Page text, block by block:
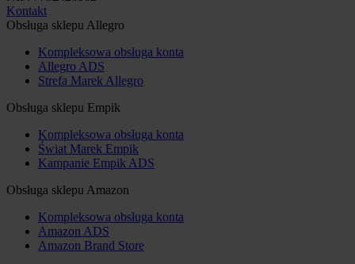
Kontakt
Obsługa sklepu Allegro
Kompleksowa obsługa konta
Allegro ADS
Strefa Marek Allegro
Obsługa sklepu Empik
Kompleksowa obsługa konta
Świat Marek Empik
Kampanie Empik ADS
Obsługa sklepu Amazon
Kompleksowa obsługa konta
Amazon ADS
Amazon Brand Store